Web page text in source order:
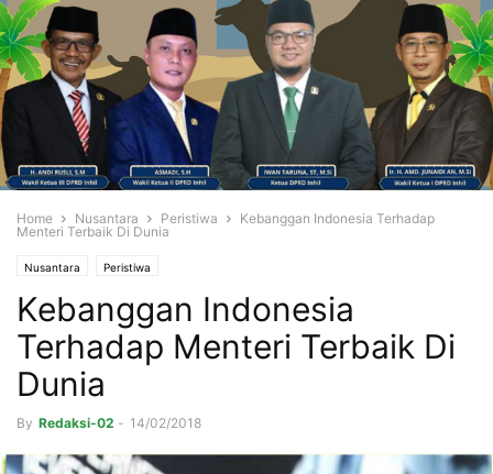
Home Nusantara Peristiwa
Kebanggan Indonesia Terhadap
Menteri Terbaik Di Dunia
Nusantara Peristiwa
Kebanggan Indonesia
Terhadap Menteri Terbaik Di
Dunia
By Redaksi-02 - 14/02/2018